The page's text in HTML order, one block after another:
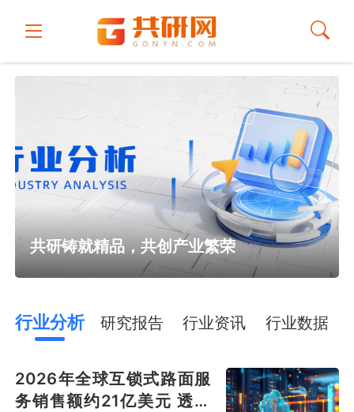
共研铸就精品，共创产业繁荣
行业分析 研究报告 行业资讯 行业数据
2026年全球互锁式路面服
务销售额约21亿美元 透水